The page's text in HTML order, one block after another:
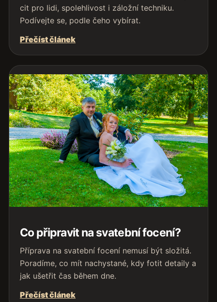
cit pro lidi, spolehlivost i záložní techniku.
Podívejte se, podle čeho vybírat.
Přečíst článek
Co připravit na svatební focení?
Příprava na svatební focení nemusí být složitá.
Poradíme, co mít nachystané, kdy fotit detaily a
jak ušetřit čas během dne.
Přečíst článek